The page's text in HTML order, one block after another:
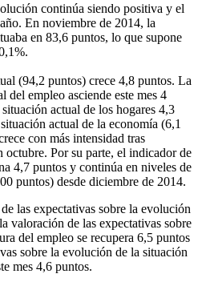
continúa siendo positiva y el
En noviembre de 2014, la
en 83,6 puntos, lo que supone
(94,2 puntos) crece 4,8 puntos. La
del empleo asciende este mes 4
actual de los hogares 4,3
actual de la economía (6,1
con más intensidad tras
octubre. Por su parte, el indicador de
4,7 puntos y continúa en niveles de
puntos) desde diciembre de 2014.
las expectativas sobre la evolución
valoración de las expectativas sobre
del empleo se recupera 6,5 puntos
sobre la evolución de la situación
mes 4,6 puntos.